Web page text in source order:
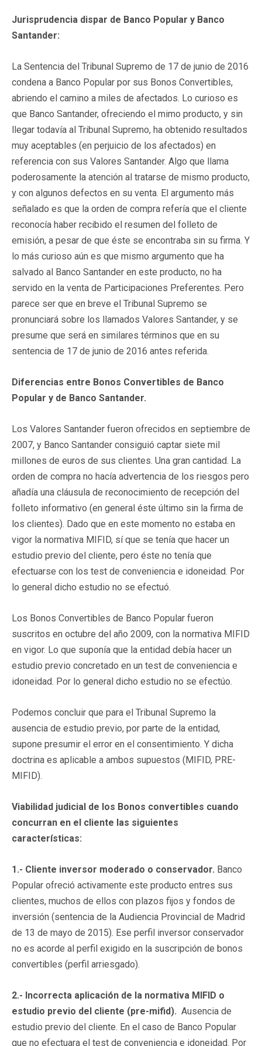
Jurisprudencia dispar de Banco Popular y Banco
Santander:
La Sentencia del Tribunal Supremo de 17 de junio de 2016
condena a Banco Popular por sus Bonos Convertibles,
abriendo el camino a miles de afectados. Lo curioso es
que Banco Santander, ofreciendo el mimo producto, y sin
llegar todavía al Tribunal Supremo, ha obtenido resultados
muy aceptables (en perjuicio de los afectados) en
referencia con sus Valores Santander. Algo que llama
poderosamente la atención al tratarse de mismo producto,
y con algunos defectos en su venta. El argumento más
señalado es que la orden de compra refería que el cliente
reconocía haber recibido el resumen del folleto de
emisión, a pesar de que éste se encontraba sin su firma. Y
lo más curioso aún es que mismo argumento que ha
salvado al Banco Santander en este producto, no ha
servido en la venta de Participaciones Preferentes. Pero
parece ser que en breve el Tribunal Supremo se
pronunciará sobre los llamados Valores Santander, y se
presume que será en similares términos que en su
sentencia de 17 de junio de 2016 antes referida.
Diferencias entre Bonos Convertibles de Banco
Popular y de Banco Santander.
Los Valores Santander fueron ofrecidos en septiembre de
2007, y Banco Santander consiguió captar siete mil
millones de euros de sus clientes. Una gran cantidad. La
orden de compra no hacía advertencia de los riesgos pero
añadía una cláusula de reconocimiento de recepción del
folleto informativo (en general éste último sin la firma de
los clientes). Dado que en este momento no estaba en
vigor la normativa MIFID, sí que se tenía que hacer un
estudio previo del cliente, pero éste no tenía que
efectuarse con los test de conveniencia e idoneidad. Por
lo general dicho estudio no se efectuó.
Los Bonos Convertibles de Banco Popular fueron
suscritos en octubre del año 2009, con la normativa MIFID
en vigor. Lo que suponía que la entidad debía hacer un
estudio previo concretado en un test de conveniencia e
idoneidad. Por lo general dicho estudio no se efectúo.
Podemos concluir que para el Tribunal Supremo la
ausencia de estudio previo, por parte de la entidad,
supone presumir el error en el consentimiento. Y dicha
doctrina es aplicable a ambos supuestos (MIFID, PRE-
MIFID).
Viabilidad judicial de los Bonos convertibles cuando
concurran en el cliente las siguientes
características:
1.- Cliente inversor moderado o conservador. Banco
Popular ofreció activamente este producto entres sus
clientes, muchos de ellos con plazos fijos y fondos de
inversión (sentencia de la Audiencia Provincial de Madrid
de 13 de mayo de 2015). Ese perfil inversor conservador
no es acorde al perfil exigido en la suscripción de bonos
convertibles (perfil arriesgado).
2.- Incorrecta aplicación de la normativa MIFID o
estudio previo del cliente (pre-mifid). Ausencia de
estudio previo del cliente. En el caso de Banco Popular
que no efectuara el test de conveniencia e idoneidad. Por